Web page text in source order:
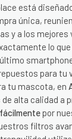
está
única,
y a los mejores
lo
para tu
tu mascota, en
alta calidad a
por
filtros